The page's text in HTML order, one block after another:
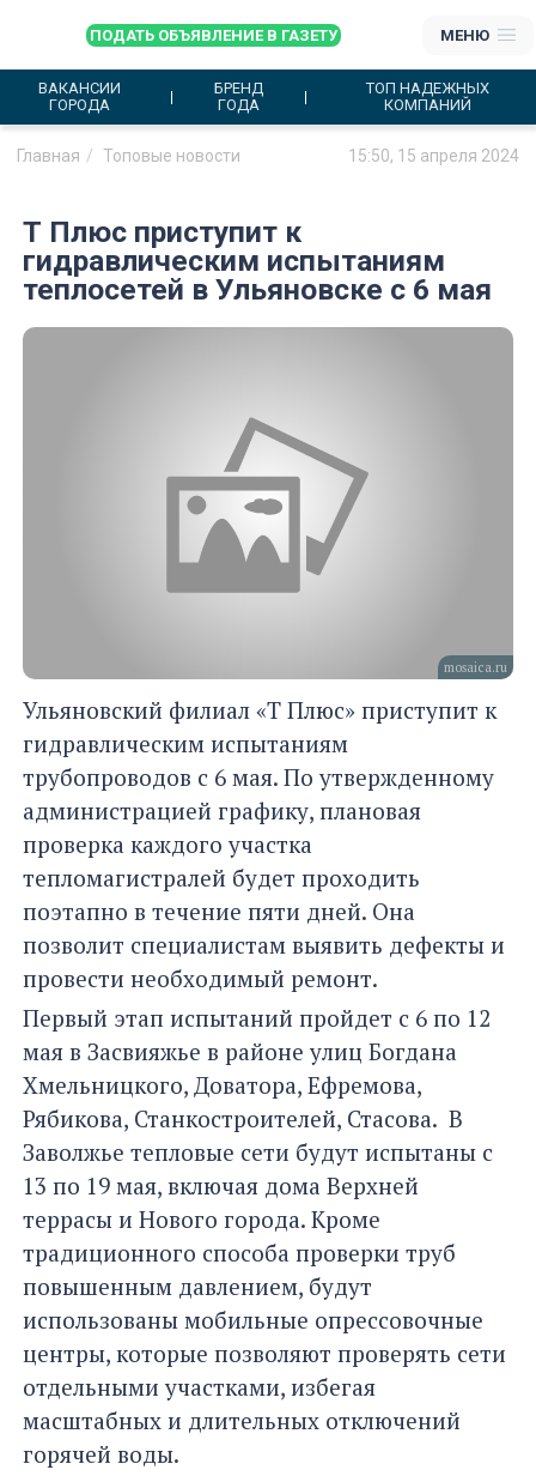
ПОДАТЬ ОБЪЯВЛЕНИЕ В ГАЗЕТУ МЕНЮ
ВАКАНСИИ
ГОРОДА
БРЕНД
ГОДА
ТОП НАДЕЖНЫХ
КОМПАНИЙ
Главная Топовые новости 15:50, 15 апреля 2024
Т Плюс приступит к
гидравлическим испытаниям
теплосетей в Ульяновске с 6 мая
mosaica.ru
Ульяновский филиал «Т Плюс» приступит к
гидравлическим испытаниям
трубопроводов с 6 мая. По утвержденному
администрацией графику, плановая
проверка каждого участка
тепломагистралей будет проходить
поэтапно в течение пяти дней. Она
позволит специалистам выявить дефекты и
провести необходимый ремонт.
Первый этап испытаний пройдет с 6 по 12
мая в Засвияжье в районе улиц Богдана
Хмельницкого, Доватора, Ефремова,
Рябикова, Станкостроителей, Стасова. В
Заволжье тепловые сети будут испытаны с
13 по 19 мая, включая дома Верхней
террасы и Нового города. Кроме
традиционного способа проверки труб
повышенным давлением, будут
использованы мобильные опрессовочные
центры, которые позволяют проверять сети
отдельными участками, избегая
масштабных и длительных отключений
горячей воды.